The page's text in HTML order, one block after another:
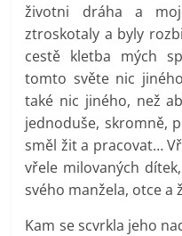
životni dráha a
ztroskotaly a byly
cestě kletba mých
tomto světe nic
také nic jiného, než
jednoduše, skromně,
směl žit a pracovat…
vřele milovaných
svého manžela, otce a
Kam se scvrkla jeho